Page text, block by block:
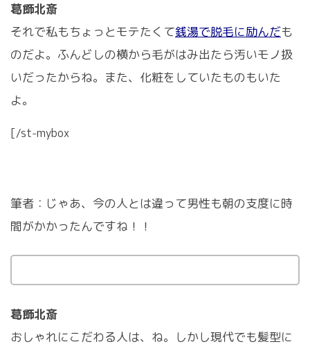
葛飾北斎
それで私もちょっとモテたくて銭湯で脱毛に励んだも
のだよ。ふんどしの横から毛がはみ出たら汚いモノ扱
いだったからね。また、化粧をしていたものもいた
よ。
[/st-mybox
筆者：じゃあ、今の人とは違って男性も朝の支度に時
間がかかったんですね！！
葛飾北斎
おしゃれにこだわる人は、ね。しかし現代でも髪型に